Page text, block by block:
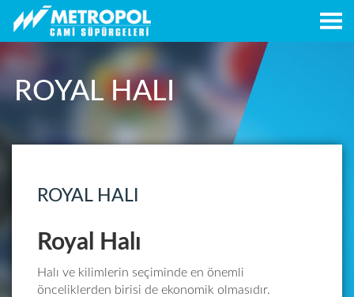
ROYAL HALI
ROYAL HALI
Royal Halı
Halı ve kilimlerin seçiminde en önemli
önceliklerden birisi de ekonomik olmasıdır.